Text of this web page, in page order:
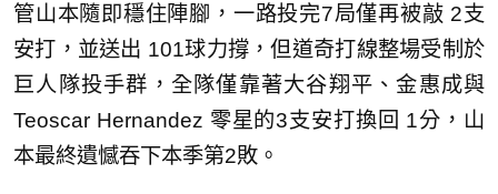
管山本隨即穩住陣腳，一路投完7局僅再被敲 2支
安打，並送出 101球力撐，但道奇打線整場受制於
巨人隊投手群，全隊僅靠著大谷翔平、金惠成與
Teoscar Hernandez 零星的3支安打換回 1分，山
本最終遺憾吞下本季第2敗。